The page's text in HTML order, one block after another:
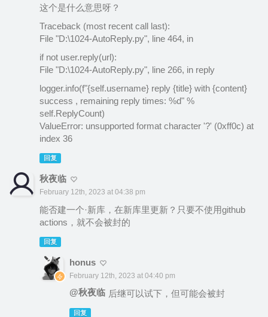
这个是什么意思呀？
Traceback (most recent call last):
File "D:\1024-AutoReply.py", line 464, in
if not user.reply(url):
File "D:\1024-AutoReply.py", line 266, in reply
logger.info(f"{self.username} reply {title} with {content}
success , remaining reply times: %d" %
self.ReplyCount)
ValueError: unsupported format character '?' (0xff0c) at
index 36
回复
秋夜临
February 12th, 2023 at 04:38 pm
能否建一个·新库，在新库里更新？只要不使用github
actions，就不会被封的
回复
honus
February 12th, 2023 at 04:40 pm
@秋夜临 后继可以试下，但可能会被封
回复